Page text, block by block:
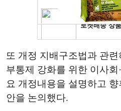
또 개정 지배구조법과 관
부통제 강화를 위한 이사
요 개정내용을 설명하고
안을 논의했다.